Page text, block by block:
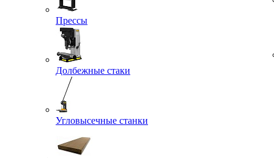
Прессы
Долбежные стаки
Угловысечные станки